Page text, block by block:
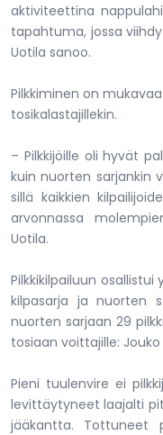
aktiviteettina
tapahtuma, jossa
Uotila sanoo.
Pilkkiminen on
tosikalastajillekin.
– Pilkkijöille oli hyvät
kuin nuorten sarjankin
sillä kaikkien
arvonnassa
Uotila.
Pilkkikilpailuun osallistui
kilpasarja ja nuorten
nuorten sarjaan 29
tosiaan voittajille: Jouko
Pieni tuulenvire ei
levittäytyneet laajalti
jääkantta. Tottuneet